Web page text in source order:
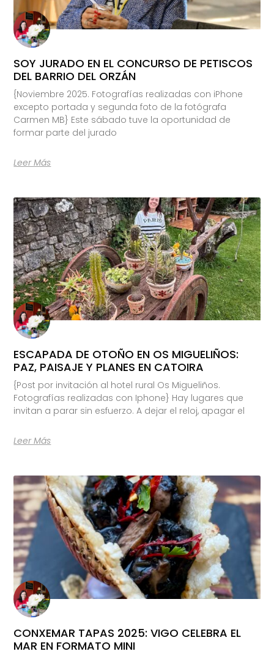
SOY JURADO EN EL CONCURSO DE PETISCOS
DEL BARRIO DEL ORZÁN
{Noviembre 2025. Fotografías realizadas con iPhone
excepto portada y segunda foto de la fotógrafa
Carmen MB} Este sábado tuve la oportunidad de
formar parte del jurado
Leer Más
ESCAPADA DE OTOÑO EN OS MIGUELIÑOS:
PAZ, PAISAJE Y PLANES EN CATOIRA
{Post por invitación al hotel rural Os Migueliños.
Fotografías realizadas con Iphone} Hay lugares que
invitan a parar sin esfuerzo. A dejar el reloj, apagar el
Leer Más
CONXEMAR TAPAS 2025: VIGO CELEBRA EL
MAR EN FORMATO MINI